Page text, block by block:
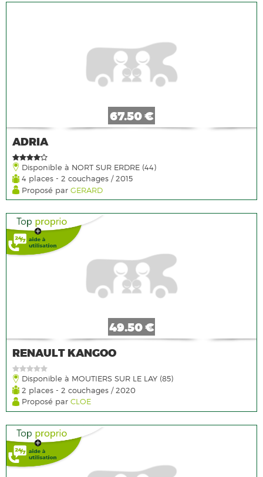
67.50 €
ADRIA
Disponible à NORT SUR ERDRE (44)
4 places - 2 couchages / 2015
Proposé parGERARD
49.50 €
RENAULT KANGOO
Disponible à MOUTIERS SUR LE LAY (85)
2 places - 2 couchages / 2020
Proposé parCLOE